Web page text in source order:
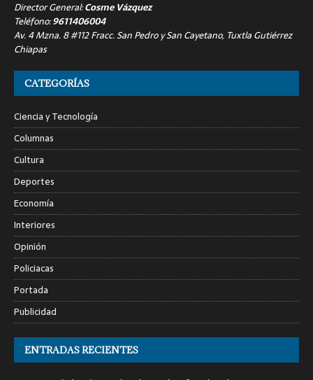
Director General:Cosme Vázquez
Teléfono:9611406004
Av. 4 Mzna. 8 #112 Fracc. San Pedro y San Cayetano, Tuxtla Gutiérrez
Chiapas
CATEGORÍAS
Ciencia y Tecnología
Columnas
Cultura
Deportes
Economía
Interiores
Opinión
Policiacas
Portada
Publicidad
ENTRADAS RECIENTES